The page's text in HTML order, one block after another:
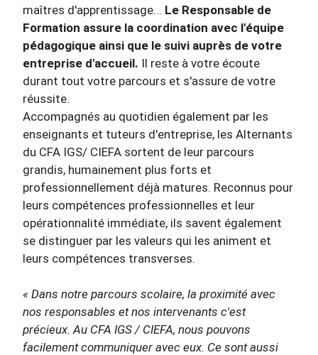
maîtres d'apprentissage... Le Responsable de
Formation assure la coordination avec l'équipe
pédagogique ainsi que le suivi auprès de votre
entreprise d'accueil. Il reste à votre écoute
durant tout votre parcours et s'assure de votre
réussite.
Accompagnés au quotidien également par les
enseignants et tuteurs d'entreprise, les Alternants
du CFA IGS/ CIEFA sortent de leur parcours
grandis, humainement plus forts et
professionnellement déjà matures. Reconnus pour
leurs compétences professionnelles et leur
opérationnalité immédiate, ils savent également
se distinguer par les valeurs qui les animent et
leurs compétences transverses.
« Dans notre parcours scolaire, la proximité avec
nos responsables et nos intervenants c'est
précieux. Au CFA IGS / CIEFA, nous pouvons
facilement communiquer avec eux. Ce sont aussi